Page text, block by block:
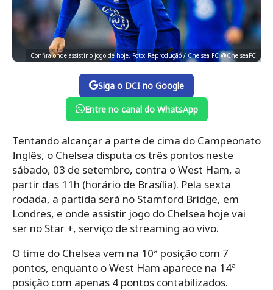
Confira onde assistir o jogo de hoje. Foto: Reprodução / Chelsea FC @ChelseaFC
Siga o DCI no Google
Entre no canal do WhatsApp
Tentando alcançar a parte de cima do Campeonato
Inglês, o Chelsea disputa os três pontos neste
sábado, 03 de setembro, contra o West Ham, a
partir das 11h (horário de Brasília). Pela sexta
rodada, a partida será no Stamford Bridge, em
Londres, e onde assistir jogo do Chelsea hoje vai
ser no Star +, serviço de streaming ao vivo.
O time do Chelsea vem na 10ª posição com 7
pontos, enquanto o West Ham aparece na 14ª
posição com apenas 4 pontos contabilizados.